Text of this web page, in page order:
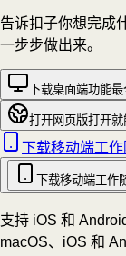
告诉扣子你想完成
一步步做出来。
下载桌面端功能最
打开网页版打开就
下载移动端工
下载移动端工作
支持 iOS 和
macOS、iOS 和